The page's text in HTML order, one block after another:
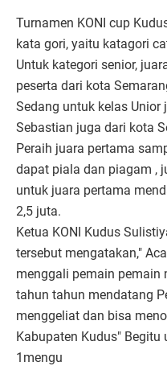
Turnamen KONI cup
kata gori, yaitu katagori
Untuk kategori senior,
peserta dari kota
Sedang untuk kelas
Sebastian juga dari kota
Peraih juara pertama
dapat piala dan piagam ,
untuk juara pertama
2,5 juta.
Ketua KONI Kudus
tersebut mengatakan,"
menggali pemain pemain
tahun tahun mendatang
menggeliat dan bisa
Kabupaten Kudus" Begitu
1mengu